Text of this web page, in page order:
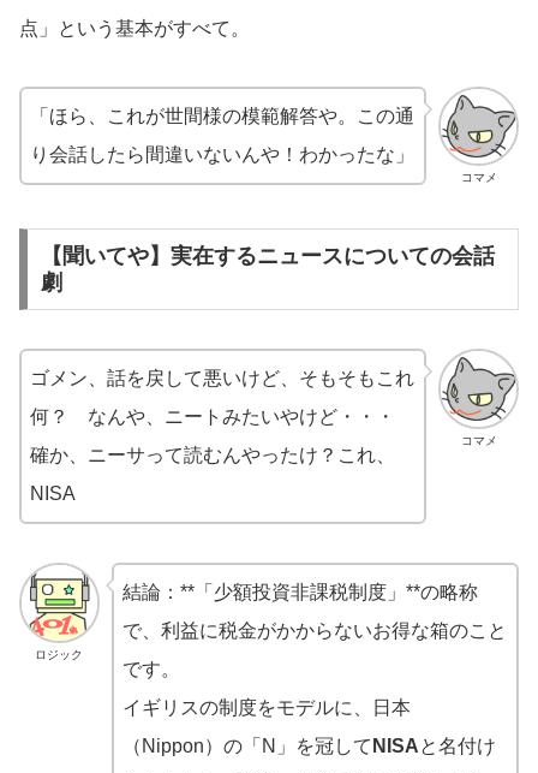
点」という基本がすべて。
コマメ
「ほら、これが世間様の模範解答や。この通
り会話したら間違いないんや！わかったな」
【聞いてや】実在するニュースについての会話
劇
コマメ
ゴメン、話を戻して悪いけど、そもそもこれ
何？ なんや、ニートみたいやけど・・・
確か、ニーサって読むんやったけ？これ、
NISA
ロジック
結論：**「少額投資非課税制度」**の略称
で、利益に税金がかからないお得な箱のこと
です。
イギリスの制度をモデルに、日本
（Nippon）の「N」を冠して NISAと名付け